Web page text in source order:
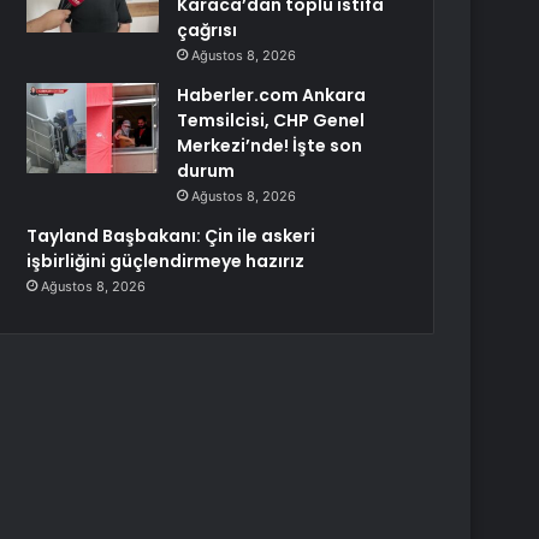
Karaca’dan toplu istifa
çağrısı
Ağustos 8, 2026
Haberler.com Ankara
Temsilcisi, CHP Genel
Merkezi’nde! İşte son
durum
Ağustos 8, 2026
Tayland Başbakanı: Çin ile askeri
işbirliğini güçlendirmeye hazırız
Ağustos 8, 2026